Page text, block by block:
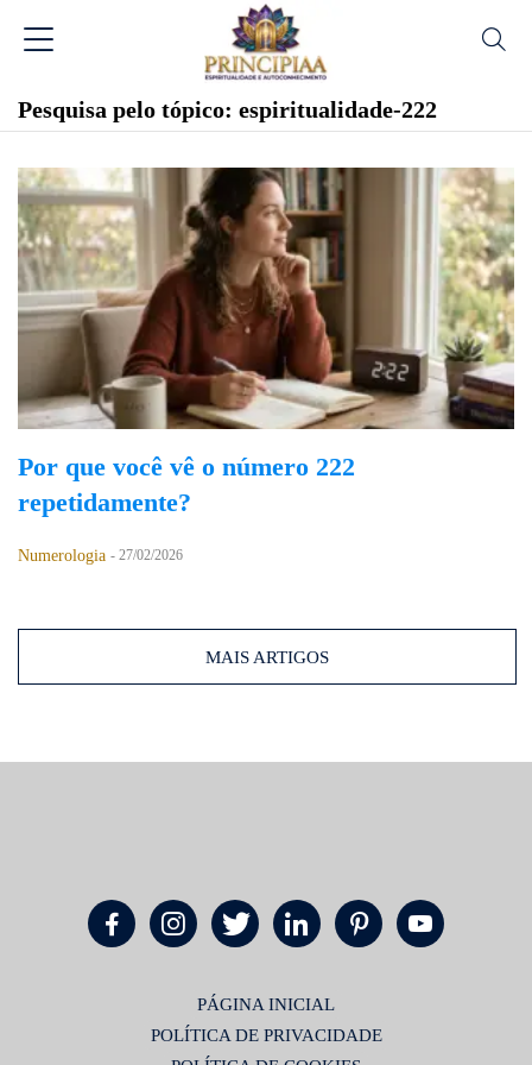
Pesquisa pelo tópico: espiritualidade-222
Por que você vê o número 222
repetidamente?
Numerologia - 27/02/2026
MAIS ARTIGOS
PÁGINA INICIAL
POLÍTICA DE PRIVACIDADE